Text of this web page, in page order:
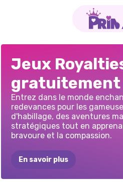
MODERNE
DE
LA
REINE
PRINCESSE
ROYALE
LA
REINE
DRAGON
Jeux
gratuitement
Entrez dans le monde
redevances pour les
d'habillage, des aventures
stratégiques tout en
bravoure et la compassion.
En savoir plus